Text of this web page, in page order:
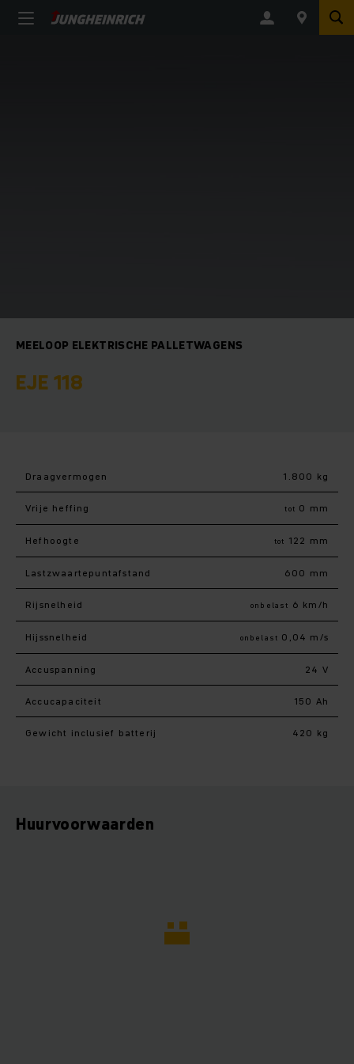
MEELOOP ELEKTRISCHE PALLETWAGENS
EJE 118
Draagvermogen 1.800 kg
Vrije heffing tot 0 mm
Hefhoogte tot 122 mm
Lastzwaartepuntafstand 600 mm
Rijsnelheid onbelast 6 km/h
Hijssnelheid onbelast 0,04 m/s
Accuspanning 24 V
Accucapaciteit 150 Ah
Gewicht inclusief batterij 420 kg
Huurvoorwaarden